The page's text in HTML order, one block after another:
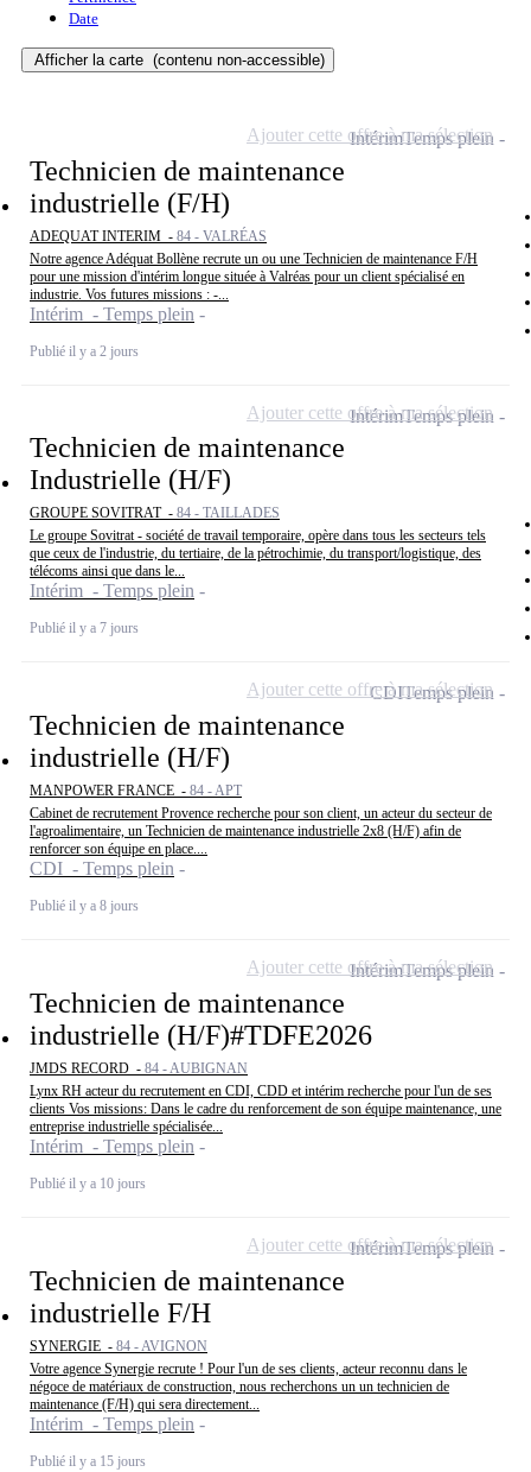
Date
Afficher la carte (contenu non-accessible)
Technicien de maintenance
industrielle (F/H)
ADEQUAT INTERIM - 84 - VALRÉAS
Notre agence Adéquat Bollène recrute un ou une Technicien de maintenance F/H
pour une mission d'intérim longue située à Valréas pour un client spécialisé en
industrie. Vos futures missions : -...
Intérim - Temps plein
Publié il y a 2 jours
IntérimTemps plein
Ajouter cette offre à ma sélection
Technicien de maintenance
Industrielle (H/F)
GROUPE SOVITRAT - 84 - TAILLADES
Le groupe Sovitrat - société de travail temporaire, opère dans tous les secteurs tels
que ceux de l'industrie, du tertiaire, de la pétrochimie, du transport/logistique, des
télécoms ainsi que dans le...
Intérim - Temps plein
Publié il y a 7 jours
IntérimTemps plein
Ajouter cette offre à ma sélection
Technicien de maintenance
industrielle (H/F)
MANPOWER FRANCE - 84 - APT
Cabinet de recrutement Provence recherche pour son client, un acteur du secteur de
l'agroalimentaire, un Technicien de maintenance industrielle 2x8 (H/F) afin de
renforcer son équipe en place....
CDI - Temps plein
Publié il y a 8 jours
CDITemps plein
Ajouter cette offre à ma sélection
Technicien de maintenance
industrielle (H/F)#TDFE2026
JMDS RECORD - 84 - AUBIGNAN
Lynx RH acteur du recrutement en CDI, CDD et intérim recherche pour l'un de ses
clients Vos missions: Dans le cadre du renforcement de son équipe maintenance, une
entreprise industrielle spécialisée...
Intérim - Temps plein
Publié il y a 10 jours
IntérimTemps plein
Ajouter cette offre à ma sélection
Technicien de maintenance
industrielle F/H
SYNERGIE - 84 - AVIGNON
Votre agence Synergie recrute ! Pour l'un de ses clients, acteur reconnu dans le
négoce de matériaux de construction, nous recherchons un un technicien de
maintenance (F/H) qui sera directement...
Intérim - Temps plein
Publié il y a 15 jours
IntérimTemps plein
Ajouter cette offre à ma sélection